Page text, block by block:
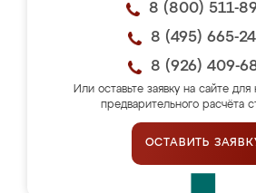
8 (800) 511-
8 (495) 665-
8 (926) 409-
Или оставьте заявку на сайте для
предварительного расчёта
ОСТАВИТЬ